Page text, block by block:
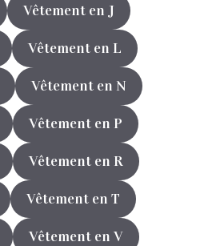
Vêtement en J
Vêtement en L
Vêtement en N
Vêtement en P
Vêtement en R
Vêtement en T
Vêtement en V